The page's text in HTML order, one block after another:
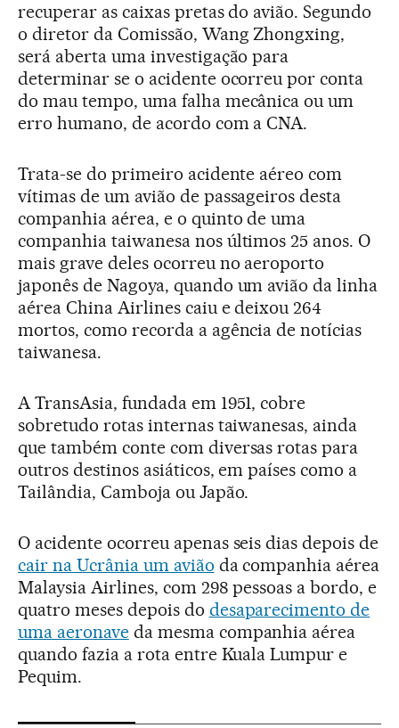
recuperar as caixas pretas do avião. Segundo
o diretor da Comissão, Wang Zhongxing,
será aberta uma investigação para
determinar se o acidente ocorreu por conta
do mau tempo, uma falha mecânica ou um
erro humano, de acordo com a CNA.
Trata-se do primeiro acidente aéreo com
vítimas de um avião de passageiros desta
companhia aérea, e o quinto de uma
companhia taiwanesa nos últimos 25 anos. O
mais grave deles ocorreu no aeroporto
japonês de Nagoya, quando um avião da linha
aérea China Airlines caiu e deixou 264
mortos, como recorda a agência de notícias
taiwanesa.
A TransAsia, fundada em 1951, cobre
sobretudo rotas internas taiwanesas, ainda
que também conte com diversas rotas para
outros destinos asiáticos, em países como a
Tailândia, Camboja ou Japão.
O acidente ocorreu apenas seis dias depois de
cair na Ucrânia um avião da companhia aérea
Malaysia Airlines, com 298 pessoas a bordo, e
quatro meses depois do desaparecimento de
uma aeronaveda mesma companhia aérea
quando fazia a rota entre Kuala Lumpur e
Pequim.